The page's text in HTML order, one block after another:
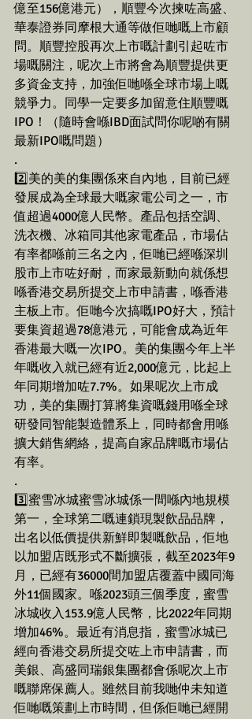
億至156億港元），順豐今次揀咗高盛、
華泰證券同摩根大通等做佢哋嘅上市顧
問。順豐控股再次上市嘅計劃引起咗市
場嘅關注，呢次上市將會為順豐提供更
多資金支持，加強佢哋喺全球市場上嘅
競爭力。同學一定要多加留意住順豐嘅
IPO！（隨時會喺IBD面試問你呢啲有關
最新IPO嘅問題）
.
2️⃣美的美的集團係來自內地，目前已經
發展成為全球最大嘅家電公司之一，市
值超過4000億人民幣。產品包括空調、
洗衣機、冰箱同其他家電產品，市場佔
有率都喺前三名之內，佢哋已經喺深圳
股市上市咗好耐，而家最新動向就係想
喺香港交易所提交上市申請書，喺香港
主板上市。佢哋今次搞嘅IPO好大，預計
要集資超過78億港元，可能會成為近年
香港最大嘅一次IPO。美的集團今年上半
年嘅收入就已經有近2,000億元，比起上
年同期增加咗7.7%。如果呢次上市成
功，美的集團打算將集資嘅錢用喺全球
研發同智能製造體系上，同時都會用喺
擴大銷售網絡，提高自家品牌嘅市場佔
有率。
.
3️⃣蜜雪冰城蜜雪冰城係一間喺內地規模
第一，全球第二嘅連鎖現製飲品品牌，
出名以低價提供新鮮即製嘅飲品，佢地
以加盟店既形式不斷擴張，截至2023年9
月，已經有36000間加盟店覆蓋中國同海
外11個國家。喺2023頭三個季度，蜜雪
冰城收入153.9億人民幣，比2022年同期
增加46%。最近有消息指，蜜雪冰城已
經向香港交易所提交咗上市申請書，而
美銀、高盛同瑞銀集團都會係呢次上市
嘅聯席保薦人。雖然目前我哋仲未知道
佢哋嘅策劃上市時間，但係佢哋已經開